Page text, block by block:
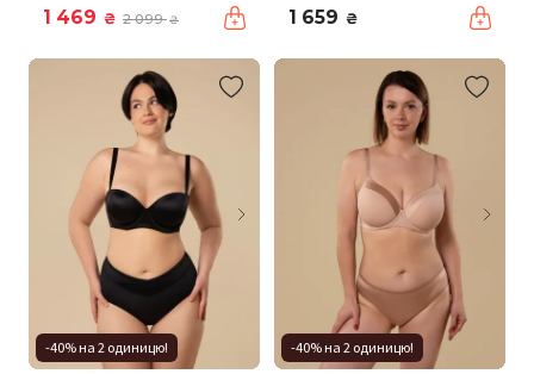
1 469 ₴ 2 099₴ 1 659 ₴
-40% на 2 одиницю! -40% на 2 одиницю!